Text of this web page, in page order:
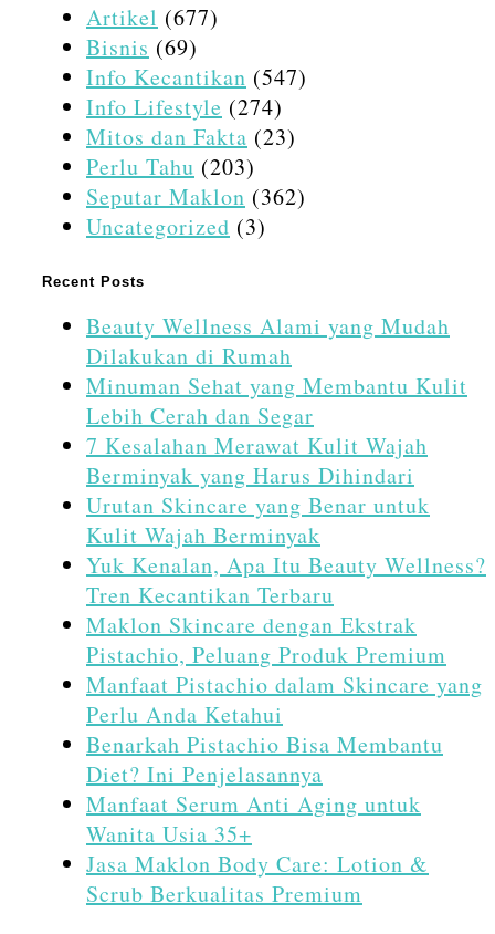
Artikel (677)
Bisnis (69)
Info Kecantikan (547)
Info Lifestyle (274)
Mitos dan Fakta (23)
Perlu Tahu (203)
Seputar Maklon (362)
Uncategorized (3)
Recent Posts
Beauty Wellness Alami yang Mudah
Dilakukan di Rumah
Minuman Sehat yang Membantu Kulit
Lebih Cerah dan Segar
7 Kesalahan Merawat Kulit Wajah
Berminyak yang Harus Dihindari
Urutan Skincare yang Benar untuk
Kulit Wajah Berminyak
Yuk Kenalan, Apa Itu Beauty Wellness?
Tren Kecantikan Terbaru
Maklon Skincare dengan Ekstrak
Pistachio, Peluang Produk Premium
Manfaat Pistachio dalam Skincare yang
Perlu Anda Ketahui
Benarkah Pistachio Bisa Membantu
Diet? Ini Penjelasannya
Manfaat Serum Anti Aging untuk
Wanita Usia 35+
Jasa Maklon Body Care: Lotion &
Scrub Berkualitas Premium